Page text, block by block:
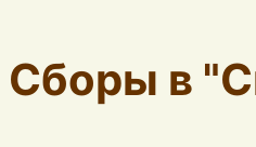
Сборы в